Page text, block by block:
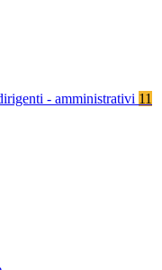
- amministrativi 11